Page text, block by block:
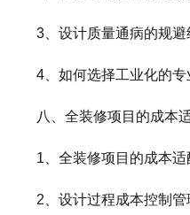
3、设计质量通病的规避
4、如何选择工业化的专
八、全装修项目的成本适
1、全装修项目的成本适
2、设计过程成本控制管